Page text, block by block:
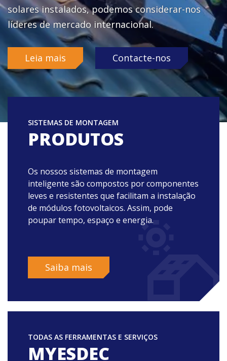
solares instalados, podemos considerar-nos
líderes de mercado internacional.
Leia mais Contacte-nos
Tem alguma pergunta?
País
Sim, quero subscrever a newsletter da Enstall
Enviar
SISTEMAS DE MONTAGEM
PRODUTOS
Os nossos sistemas de montagem
inteligente são compostos por componentes
leves e resistentes que facilitam a instalação
de módulos fotovoltaicos. Assim, pode
poupar tempo, espaço e energia.
Saiba mais
TODAS AS FERRAMENTAS E SERVIÇOS
MYESDEC